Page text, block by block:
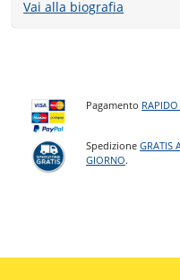
Vai alla biografia
Pagamento RAPIDO
SpedizioneGRATIS
GIORNO.